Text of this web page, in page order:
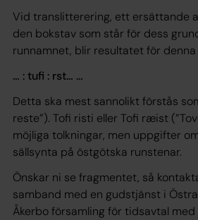
Vid translitterering, ett ersättande
den bokstav som står för dess
runnamnet, blir resultatet för
… : tufi : rst… …
Detta ska mest sannolikt förstås
reste”). Tofi risti eller Tofi ræist
möjliga tolkningar, men uppgifter
sällsynta på östgötska runstenar.
Önskar ni se fragmentet, så
samband med en gudstjänst i
Åkerbo församling för tidsavtal